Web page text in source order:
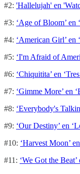
#2: 'Hallelujah' en
#3: ‘Age of Bloom’ en
#4: ‘American Girl’ en
#5: ‘I'm Afraid of
#6: ‘Chiquitita’ en
#7: ‘Gimme More’ en
#8: ‘Everybody's
#9: ‘Our Destiny’ en
#10: ‘Harvest Moon’
#11: ‘We Got the